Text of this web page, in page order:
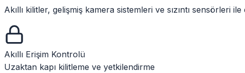
Akıllı kilitler, gelişmiş kamera sistemleri ve sızıntı sensörleri
Akıllı Erişim Kontrolü
Uzaktan kapı kilitleme ve yetkilendirme